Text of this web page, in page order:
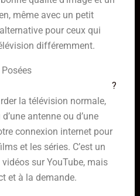
même avec un petit
pour ceux qui
différemment.
?
la télévision normale,
antenne ou d’une
connexion internet pour
et les séries. C’est un
sur YouTube, mais
et à la demande.